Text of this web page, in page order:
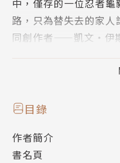
路，只為替失去的家
同創作者——凱文‧伊
醞釀超過三十年，絕
究竟是什麼殘酷的事件
相即將揭曉！他能否戰
目錄
作者簡介
書名頁